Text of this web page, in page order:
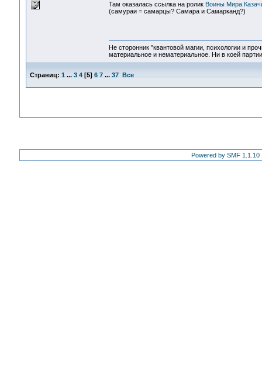
Там оказалась ссылка на ролик Воины
(самураи = самарцы? Самара и Самарканд?)
Не сторонник "квантовой магии, психологии и
материальное и нематериальное. Ни в коей
Страниц: 1 ... 3 4[5] 6 7 ... 37 Все
Powered by SMF 1.1.10